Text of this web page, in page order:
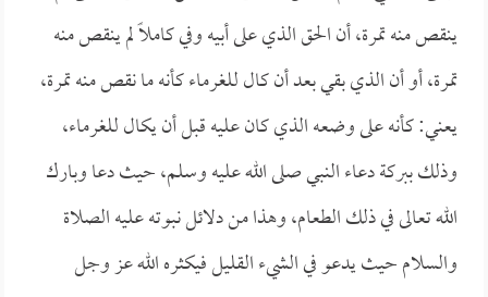
ينقص منه تمرة، أن الحق الذي على أبيه وفي كاملاً لم ينقص منه
تمرة، أو أن الذي بقي بعد أن كال للغرماء كأنه ما نقص منه تمرة،
يعني: كأنه على وضعه الذي كان عليه قبل أن يكال للغرماء،
وذلك ببركة دعاء النبي صلى الله عليه وسلم، حيث دعا وبارك
الله تعالى في ذلك الطعام، وهذا من دلائل نبوته عليه الصلاة
والسلام حيث يدعو في الشيء القليل فيكثره الله عز وجل